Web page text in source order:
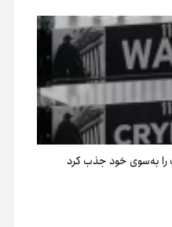
را به‌سوی خود جذب کرد